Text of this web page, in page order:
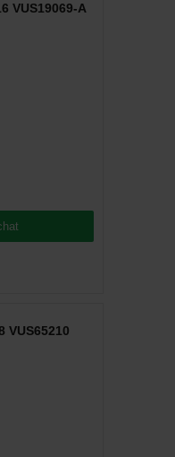
VUS19069-A
VUS65210